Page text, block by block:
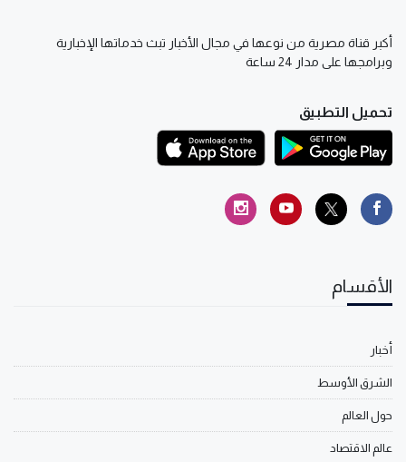
أكبر قناة مصرية من نوعها في مجال الأخبار تبث خدماتها الإخبارية
وبرامجها على مدار 24 ساعة
تحميل التطبيق
الأقسام
أخبار
الشرق الأوسط
حول العالم
عالم الاقتصاد